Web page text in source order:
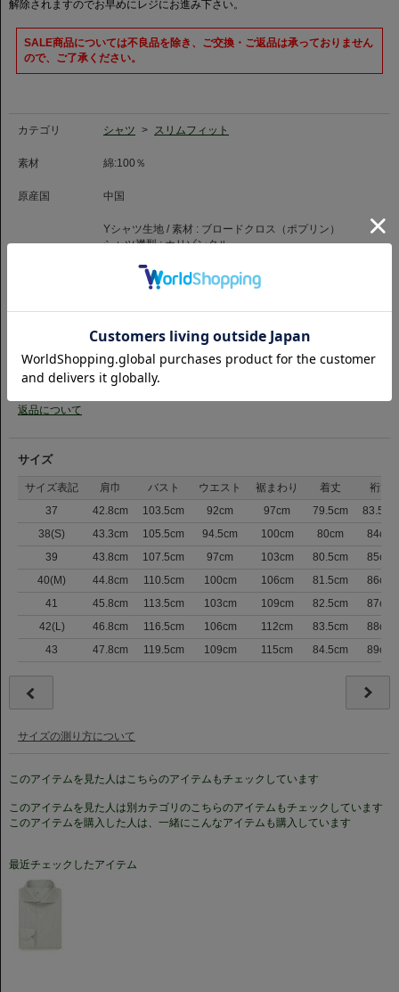
ジュアリースポーツの市場でも活躍するイタリアを代表するシャツ地メーカ
解除されますのでお早めにレジにお進み下さい。
SALE商品については不良品を除き、ご交換・ご返品は承っておりません
ので、ご了承ください。
カテゴリ シャツ > スリムフィット
素材 綿:100％
原産国 中国
Yシャツ生地 / 素材 : ブロードクロス（ポプリン）
シャツ襟型 : ホリゾンタル
シャツ柄 : ストライプ
胸ポケット :
1059324306001
品番
SLM-CHN-HZ-LEO-0302-GRST
（お問い合わせの際には、上記商品コードをお伝え下さい。）
返品について
サイズ
サイズ表記 肩巾 バスト ウエスト 裾まわり 着丈
裄丈
37
42.8cm 103.5cm 92cm 97cm 79.5cm
83.5cm
38(S)
43.3cm 105.5cm 94.5cm 100cm 80cm
84cm
39
43.8cm 107.5cm 97cm 103cm 80.5cm
85cm
40(M)
44.8cm 110.5cm 100cm 106cm 81.5cm
86cm
41
45.8cm 113.5cm 103cm 109cm 82.5cm
87cm
42(L)
46.8cm 116.5cm 106cm 112cm 83.5cm
88cm
43
47.8cm 119.5cm 109cm 115cm 84.5cm 89cm
サイズの測り方について
このアイテムを見た人はこちらのアイテムもチェックしています
このアイテムを見た人は別カテゴリのこちらのアイテムもチェックしています
このアイテムを購入した人は、一緒にこんなアイテムも購入しています
最近チェックしたアイテム